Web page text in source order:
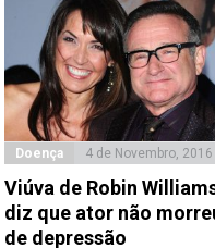
Doença 4 de Novembro, 2016
Viúva de Robin
diz que ator não
de depressão